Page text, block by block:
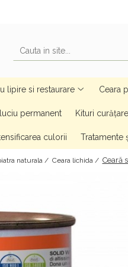
lipire si restaurare Ceara
permanent Kituri
culorii Tratamente
naturala / Ceara lichida / Ceară